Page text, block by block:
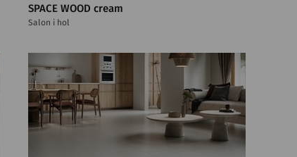
SPACE WOOD cream
Salon i hol